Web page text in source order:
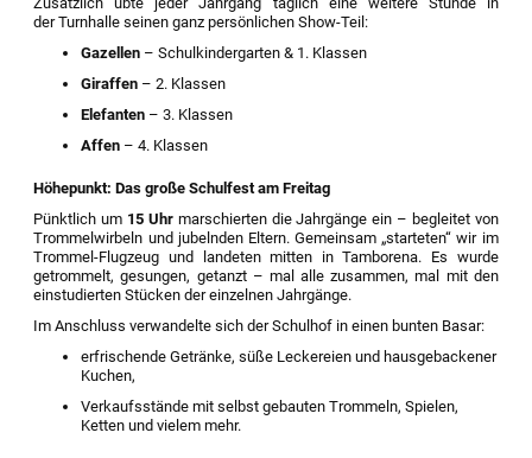
der Turnhalle seinen ganz persönlichen Show-Teil:
Gazellen – Schulkindergarten & 1. Klassen
Giraffen – 2. Klassen
Elefanten – 3. Klassen
Affen – 4. Klassen
Höhepunkt: Das große Schulfest am Freitag
Pünktlich um 15 Uhrmarschierten die Jahrgänge ein – begleitet von
Trommelwirbeln und jubelnden Eltern. Gemeinsam „starteten“ wir im
Trommel-Flugzeug und landeten mitten in Tamborena. Es wurde
getrommelt, gesungen, getanzt – mal alle zusammen, mal mit den
einstudierten Stücken der einzelnen Jahrgänge.
Im Anschluss verwandelte sich der Schulhof in einen bunten Basar:
erfrischende Getränke, süße Leckereien und hausgebackener
Kuchen,
Verkaufsstände mit selbst gebauten Trommeln, Spielen,
Ketten und vielem mehr.